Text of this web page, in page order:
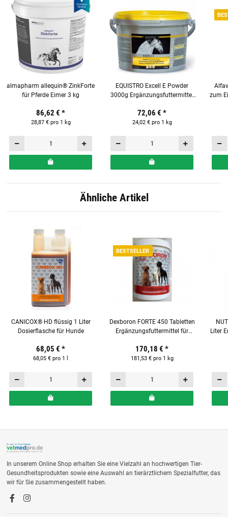
almapharm allequin® ZinkForte
für Pferde Eimer 3 kg
86,62 € *
28,87 € pro 1 kg
EQUISTRO Excell E Powder
3000g Ergänzungsfuttermittel
72,06 € *
24,02 € pro 1 kg
zum
Ähnliche Artikel
CANICOX® HD flüssig 1 Liter
Dosierflasche für Hunde
68,05 € *
68,05 € pro 1 l
BESTSELLER
Dexboron FORTE 450 Tabletten
Ergänzungsfuttermittel für
170,18 € *
181,53 € pro 1 kg
Liter
In unserem Online Shop erhalten Sie eine Vielzahl an hochwertigen Tier-
Gesundheitsprodukten sowie eine Auswahl an tierärztlichem Spezialfutter, das
wir für Sie zusammengestellt haben.